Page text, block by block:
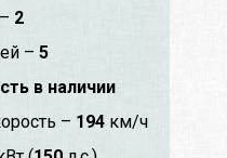
2
– 5
в наличии
– 194 км/ч